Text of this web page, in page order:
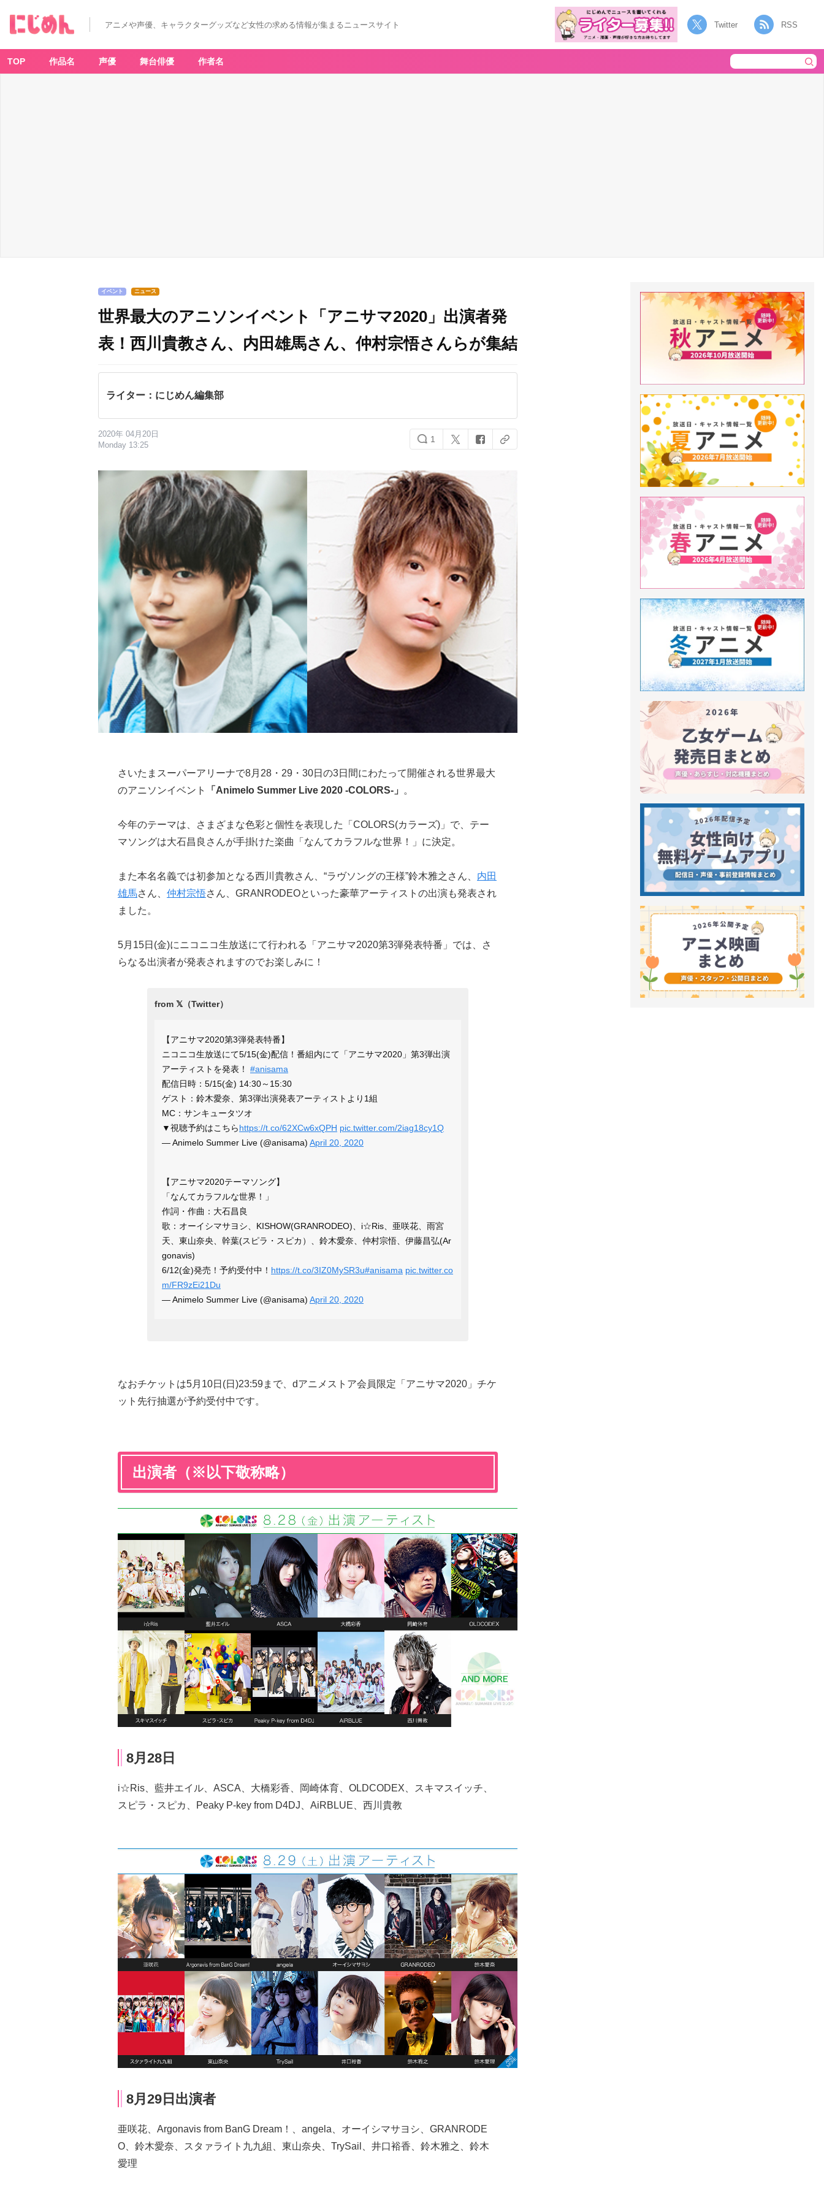
アニメや声優、キャラクターグッズなど女性の求める情報が集まるニュースサイト Twitter RSS
TOP 作品名 声優 舞台俳優 作者名
イベント ニュース
世界最大のアニソンイベント「アニサマ2020」出演者発
表！西川貴教さん、内田雄馬さん、仲村宗悟さんらが集結
ライター：にじめん編集部
2020年 04月20日
Monday 13:25
1
さいたまスーパーアリーナで8月28・29・30日の3日間にわたって開催される世界最大
のアニソンイベント
「Animelo Summer Live 2020 -COLORS-」 。
今年のテーマは、さまざまな色彩と個性を表現した「COLORS(カラーズ)」で、テー
マソングは大石昌良さんが手掛けた楽曲「なんてカラフルな世界！」に決定。
また本名名義では初参加となる西川貴教さん、“ラヴソングの王様”鈴木雅之さん、 内田
雄馬さん、 仲村宗悟さん、GRANRODEOといった豪華アーティストの出演も発表され
ました。
5月15日(金)にニコニコ生放送にて行われる「アニサマ2020第3弾発表特番」では、さ
らなる出演者が発表されますのでお楽しみに！
【アニサマ2020第3弾発表特番】
ニコニコ生放送にて5/15(金)配信！番組内にて「アニサマ2020」第3弾出演
アーティストを発表！ #anisama
配信日時：5/15(金) 14:30～15:30
ゲスト：鈴木愛奈、第3弾出演発表アーティストより1組
MC：サンキュータツオ
▼視聴予約はこちらhttps://t.co/62XCw6xQPH pic.twitter.com/2iag18cy1Q
— Animelo Summer Live (@anisama) April 20, 2020
【アニサマ2020テーマソング】
「なんてカラフルな世界！」
作詞・作曲：大石昌良
歌：オーイシマサヨシ、KISHOW(GRANRODEO)、i☆Ris、亜咲花、雨宮
天、東山奈央、幹葉(スピラ・スピカ）、鈴木愛奈、仲村宗悟、伊藤昌弘(Ar
gonavis)
6/12(金)発売！予約受付中！ https://t.co/3IZ0MySR3u#anisama pic.twitter.co
m/FR9zEi21Du
— Animelo Summer Live (@anisama) April 20, 2020
なおチケットは5月10日(日)23:59まで、dアニメストア会員限定「アニサマ2020」チケ
ット先行抽選が予約受付中です。
出演者（※以下敬称略）
8月28日
i☆Ris、藍井エイル、ASCA、大橋彩香、岡崎体育、OLDCODEX、スキマスイッチ、
スピラ・スピカ、Peaky P-key from D4DJ、AiRBLUE、西川貴教
8月29日出演者
亜咲花、Argonavis from BanG Dream！、angela、オーイシマサヨシ、GRANRODE
O、鈴木愛奈、スタァライト九九組、東山奈央、TrySail、井口裕香、鈴木雅之、鈴木
愛理